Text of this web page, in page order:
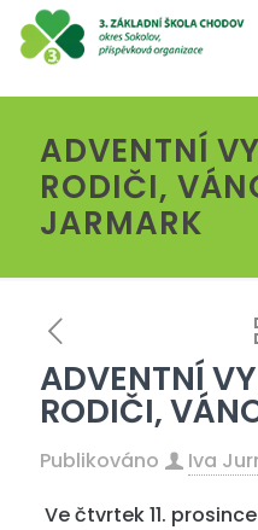
ADVENTNÍ
RODIČI,
JARMARK
ADVENTNÍ
RODIČI,
Publikováno
Iva
Ve čtvrtek 11.